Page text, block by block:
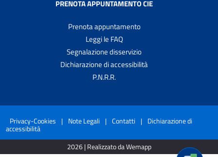
PRENOTA APPUNTAMENTO CIE
Prenota appuntamento
Leggi le FAQ
Segnalazione disservizio
Dichiarazione di accessibilità
P.N.R.R.
Privacy-Cookies | Note Legali | Contatti | Dichiarazione di
accessibilità
2026 | Realizzato da Wemapp